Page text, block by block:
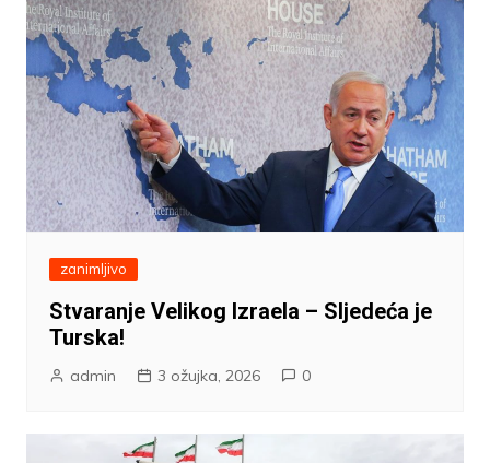
zanimljivo
Stvaranje Velikog Izraela – Sljedeća je
Turska!
admin 3 ožujka, 2026 0